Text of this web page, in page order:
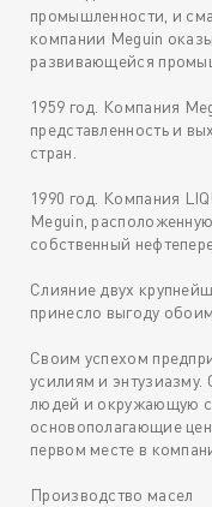
промышленности, и
компании Meguin
развивающейся
1959 год. Компания
представленность и
стран.
1990 год. Компания
Meguin,
собственный
Слияние двух
принесло выгоду
Своим успехом
усилиям и энтузиазму.
людей и окружающую
основополагающие
первом месте в
Производство масел